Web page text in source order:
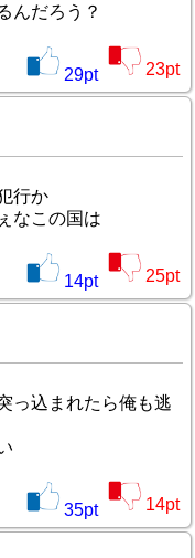
んだろう？
29pt 23pt
行か
なこの国は
14pt 25pt
っ込まれたら俺も逃
35pt 14pt